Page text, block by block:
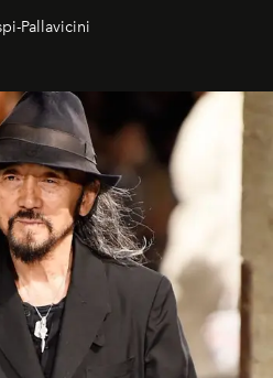
Pallavicini